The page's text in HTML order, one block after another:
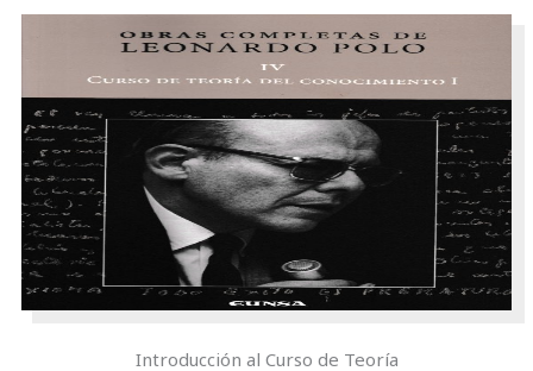
Introducción al Curso de Teoría